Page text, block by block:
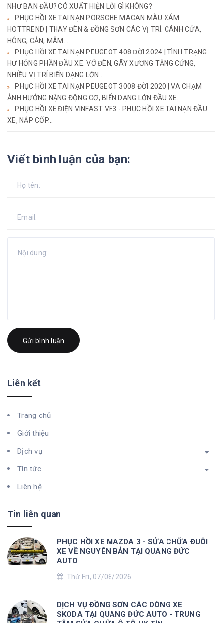
NHƯ BAN ĐẦU? CÓ XUẤT HIỆN LỖI GÌ KHÔNG?
PHỤC HỒI XE TAI NẠN PORSCHE MACAN MÀU XÁM
HOTTREND | THAY ĐÈN & ĐỒNG SƠN CÁC VỊ TRÍ: CÁNH CỬA,
HÔNG, CẢN, MÂM...
PHỤC HỒI XE TAI NẠN PEUGEOT 408 ĐỜI 2024 | TÌNH TRẠNG
HƯ HỎNG PHẦN ĐẦU XE: VỠ ĐÈN, GÃY XƯƠNG TĂNG CỨNG,
NHIỀU VỊ TRÍ BIẾN DẠNG LỚN...
PHỤC HỒI XE TAI NẠN PEUGEOT 3008 ĐỜI 2020 | VA CHẠM
ẢNH HƯỞNG NẶNG ĐỘNG CƠ, BIẾN DẠNG LỚN ĐẦU XE...
PHỤC HỒI XE ĐIỆN VINFAST VF3 - PHỤC HỒI XE TAI NẠN ĐẦU
XE, NẮP CỐP...
Viết bình luận của bạn:
Gửi bình luận
Liên kết
Trang chủ
Giới thiệu
Dịch vụ
Tin tức
Liên hệ
Tin liên quan
PHỤC HỒI XE MAZDA 3 - SỬA CHỮA ĐUÔI
XE VỀ NGUYÊN BẢN TẠI QUANG ĐỨC
AUTO
Thứ Fri, 07/08/2026
DỊCH VỤ ĐỒNG SƠN CÁC DÒNG XE
SKODA TẠI QUANG ĐỨC AUTO - TRUNG